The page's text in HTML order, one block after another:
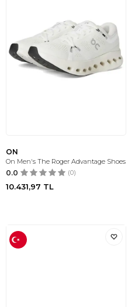
ON
On Men's The Roger Advantage Shoes
0.0 (0)
10.431,97 TL